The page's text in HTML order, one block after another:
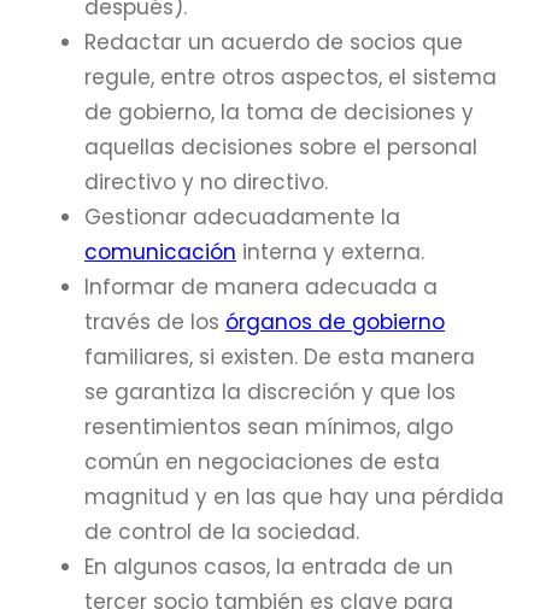
después).
Redactar un acuerdo de socios que
regule, entre otros aspectos, el sistema
de gobierno, la toma de decisiones y
aquellas decisiones sobre el personal
directivo y no directivo.
Gestionar adecuadamente la
comunicación interna y externa.
Informar de manera adecuada a
través de los órganos de gobierno
familiares, si existen. De esta manera
se garantiza la discreción y que los
resentimientos sean mínimos, algo
común en negociaciones de esta
magnitud y en las que hay una pérdida
de control de la sociedad.
En algunos casos, la entrada de un
tercer socio también es clave para